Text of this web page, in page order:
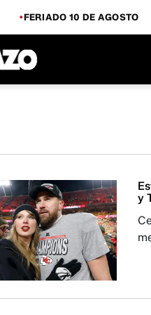
FERIADO 10 DE AGOSTO
y